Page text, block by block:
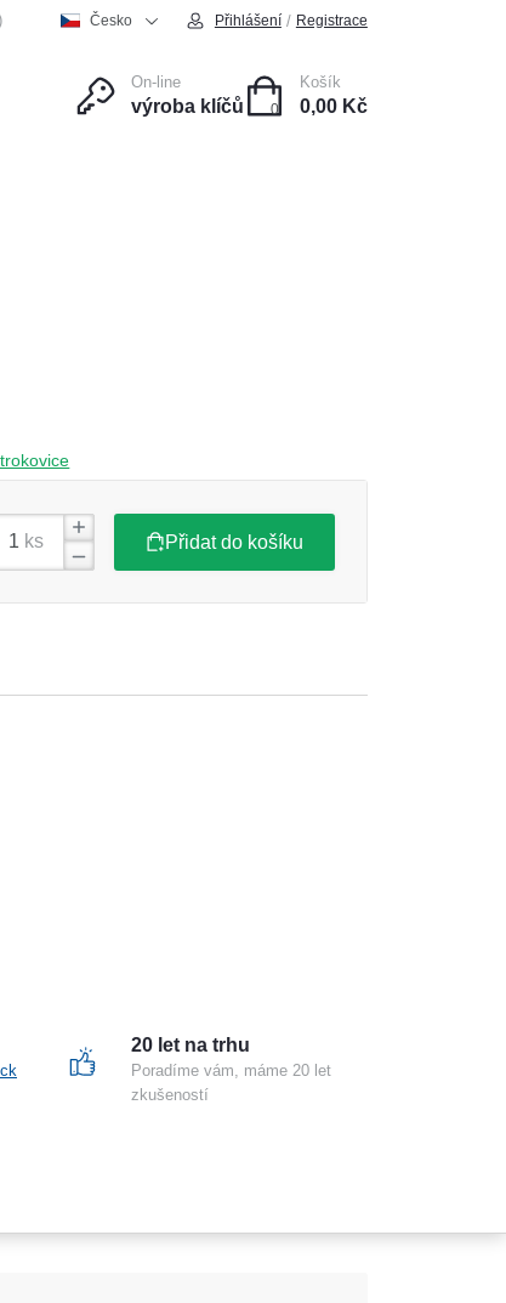
Česko Přihlášení / Registrace
On-line
výroba klíčů 0
Košík
0,00 Kč
ks Přidat do košíku
20 let na trhu
Poradíme vám, máme 20 let
zkušeností